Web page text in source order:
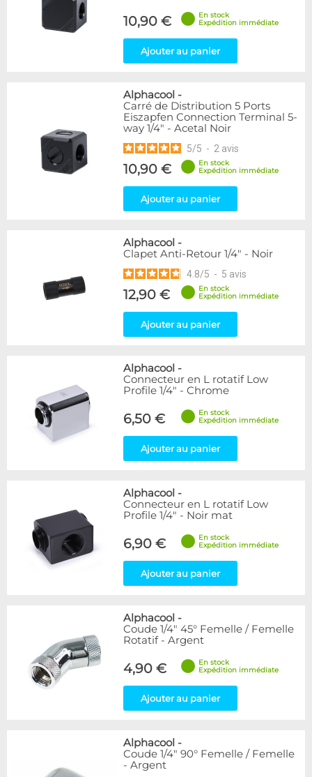
10,90 €
En stock
Expédition immédiate
Ajouter au panier
Alphacool -
Carré de Distribution 5 Ports
Eiszapfen Connection Terminal 5-
way 1/4" - Acetal Noir
5/5 - 2 avis
10,90 €
En stock
Expédition immédiate
Ajouter au panier
Alphacool -
Clapet Anti-Retour 1/4" - Noir
4.8/5 - 5 avis
12,90 €
En stock
Expédition immédiate
Ajouter au panier
Alphacool -
Connecteur en L rotatif Low
Profile 1/4" - Chrome
6,50 €
En stock
Expédition immédiate
Ajouter au panier
Alphacool -
Connecteur en L rotatif Low
Profile 1/4" - Noir mat
6,90 €
En stock
Expédition immédiate
Ajouter au panier
Alphacool -
Coude 1/4" 45° Femelle / Femelle
Rotatif - Argent
4,90 €
En stock
Expédition immédiate
Ajouter au panier
Alphacool -
Coude 1/4" 90° Femelle / Femelle
- Argent